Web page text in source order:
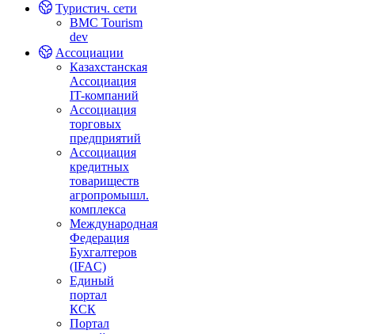
Туристич. сети
BMC Tourism
dev
Ассоциации
Казахстанская
Ассоциация
IT-компаний
Ассоциация
торговых
предприятий
Ассоциация
кредитных
товариществ
агропромышл.
комплекса
Международная
Федерация
Бухгалтеров
(IFAC)
Единый
портал
КСК
Портал